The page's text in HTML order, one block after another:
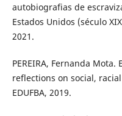
autobiografias de
Estados Unidos (século
2021.
PEREIRA, Fernanda
reflections on social,
EDUFBA, 2019.